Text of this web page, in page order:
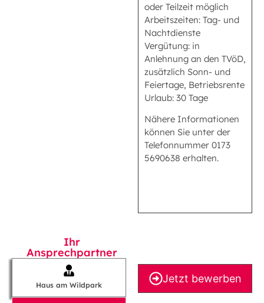
oder Teilzeit möglich
Arbeitszeiten: Tag- und
Nachtdienste
Vergütung: in
Anlehnung an den TVöD,
zusätzlich Sonn- und
Feiertage, Betriebsrente
Urlaub: 30 Tage
Nähere Informationen
können Sie unter der
Telefonnummer 0173
5690638 erhalten.
Ihr
Ansprechpartner
Haus am Wildpark Jetzt bewerben